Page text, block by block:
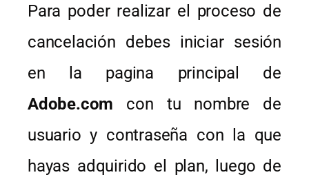
Para poder realizar el proceso de
cancelación debes iniciar sesión
en la pagina principal de
Adobe.com con tu nombre de
usuario y contraseña con la que
hayas adquirido el plan, luego de